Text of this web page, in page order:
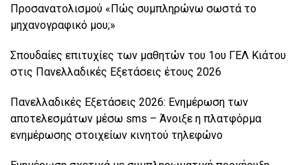
Προσανατολισμού «Πώς συμπληρώνω σωστά το
μηχανογραφικό μου;»
Σπουδαίες επιτυχίες των μαθητών του 1ου ΓΕΛ Κιάτου
στις Πανελλαδικές Εξετάσεις έτους 2026
Πανελλαδικές Εξετάσεις 2026: Ενημέρωση των
αποτελεσμάτων μέσω sms – Άνοιξε η πλατφόρμα
ενημέρωσης στοιχείων κινητού τηλεφώνο